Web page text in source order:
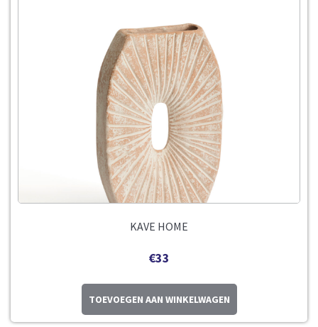
KAVE HOME
€33
TOEVOEGEN AAN WINKELWAGEN